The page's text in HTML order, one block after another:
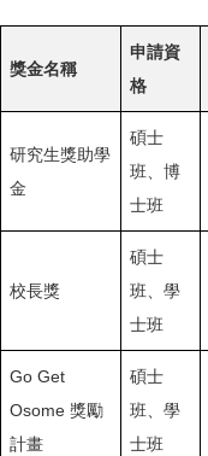
獎金名稱
申請資
格
研究生獎助學
金
碩士
班、博
士班
校長獎
碩士
班、學
士班
Go Get
Osome 獎勵
計畫
碩士
班、學
士班